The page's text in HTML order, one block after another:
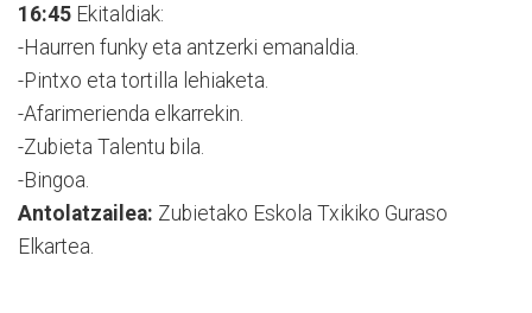
16:45 Ekitaldiak:
-Haurren funky eta antzerki emanaldia.
-Pintxo eta tortilla lehiaketa.
-Afarimerienda elkarrekin.
-Zubieta Talentu bila.
-Bingoa.
Antolatzailea: Zubietako Eskola Txikiko Guraso
Elkartea.